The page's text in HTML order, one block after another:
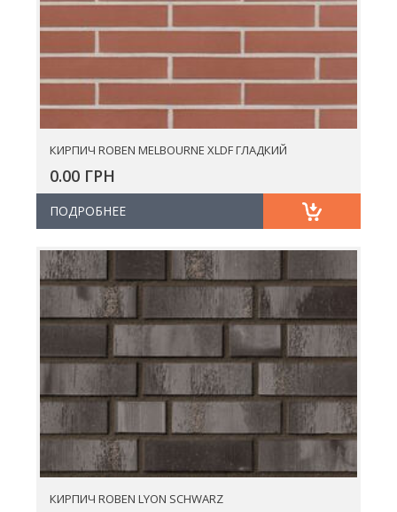
КИРПИЧ ROBEN MELBOURNE XLDF ГЛАДКИЙ
0.00 ГРН
ПОДРОБНЕЕ
КИРПИЧ ROBEN LYON SCHWARZ